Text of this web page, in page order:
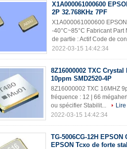
X1A000061000600
2P 32.768KHz 7PF
X1A000061000600
-40°C~85°C Fabricant
de partie : Actif Code de
2022-03-15 14:42:34
8Z16000002 TXC
10ppm SMD2520-4P
8Z16000002 TXC 16MHZ
fréquence : 12 | 66
ou spécifier Stabilit...
2022-03-15 14:42:34
TG-5006CG-12H
EPSON Tcxo de forte